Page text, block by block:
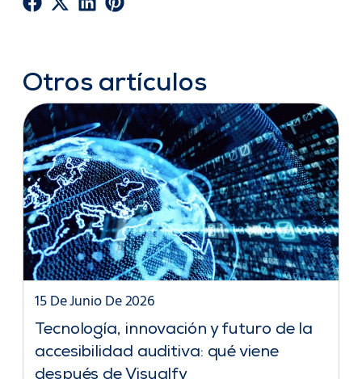
Otros artículos
Tecnología, innovación y futuro de la
accesibilidad auditiva: qué viene
después de Visualfy
15 De Junio De 2026